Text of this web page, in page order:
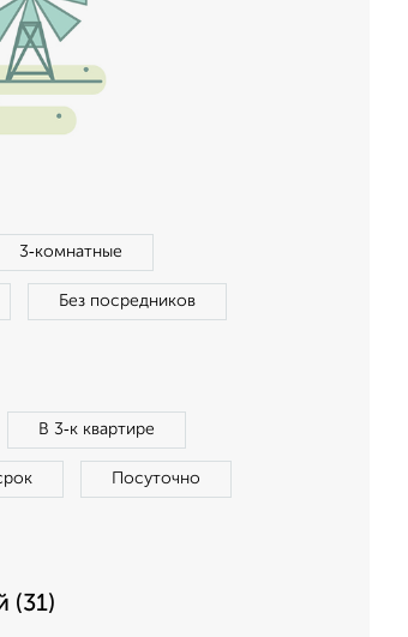
3‑комнатные
Без посредников
В 3‑к квартире
Посуточно
(31)